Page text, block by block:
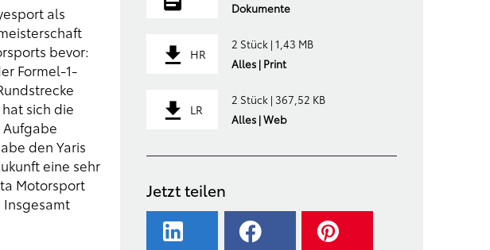
als
bevor:
Formel-1-
sich die
den Yaris
eine sehr
Motorsport
Insgesamt
Dokumente
HR
2 Stück | 1,43 MB
Alles | Print
LR
2 Stück | 367,52 KB
Alles | Web
Jetzt teilen